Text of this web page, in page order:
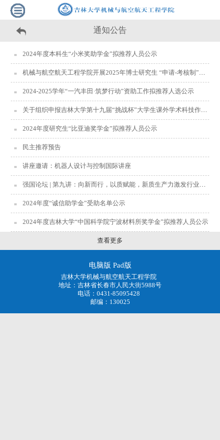
通知公告
2024年度本科生“小米奖助学金”拟推荐人员公示
机械与航空航天工程学院开展2025年博士研究生 “申请-考核制”招生工作的通知
2024-2025学年“一汽丰田·筑梦行动”资助工作拟推荐人选公示
关于组织申报吉林大学第十九届“挑战杯”大学生课外学术科技作品竞赛校内赛的预通知
2024年度研究生“比亚迪奖学金”拟推荐人员公示
民主推荐预告
讲座邀请：机器人设计与控制国际讲座
强国论坛 | 第九讲：向新而行，以质赋能，新质生产力激发行业发展新活力
2024年度“诚信助学金”受助名单公示
2024年度吉林大学“中国科学院宁波材料所奖学金”拟推荐人员公示
查看更多
电脑版 Pad版
吉林大学机械与航空航天工程学院
地址：吉林省长春市人民大街5988号
电话：0431-85095428
邮编：130025